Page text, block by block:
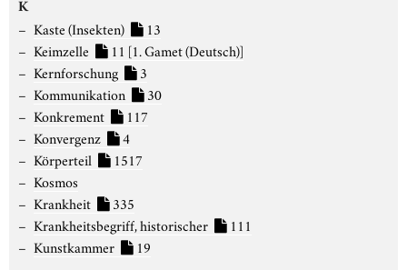
K
Kaste (Insekten)
13
Keimzelle
11 [1. Gamet (Deutsch)]
Kernforschung
3
Kommunikation
30
Konkrement
117
Konvergenz
4
Körperteil
1517
Kosmos
Krankheit
335
Krankheitsbegriff, historischer
111
Kunstkammer
19